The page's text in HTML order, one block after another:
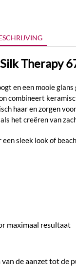
Therapy
en een mooie
combineert
haar en zorgen
het creëren van
sleek look of
maximaal resultaat
de aanzet tot de